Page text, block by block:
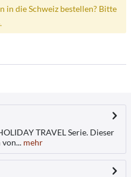
in die Schweiz bestellen? Bitte
.
TRAVEL Serie. Dieser
von... mehr